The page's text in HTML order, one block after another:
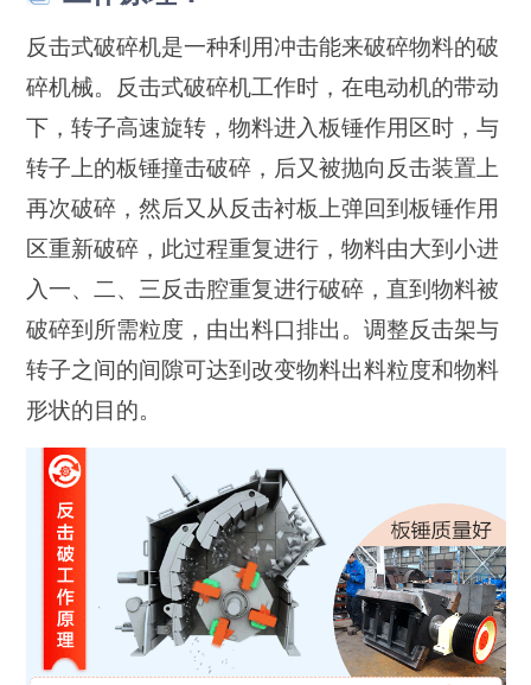
反击式破碎机是一种利用冲击能来破碎物料的破
碎机械。反击式破碎机工作时，在电动机的带动
下，转子高速旋转，物料进入板锤作用区时，与
转子上的板锤撞击破碎，后又被抛向反击装置上
再次破碎，然后又从反击衬板上弹回到板锤作用
区重新破碎，此过程重复进行，物料由大到小进
入一、二、三反击腔重复进行破碎，直到物料被
破碎到所需粒度，由出料口排出。调整反击架与
转子之间的间隙可达到改变物料出料粒度和物料
形状的目的。